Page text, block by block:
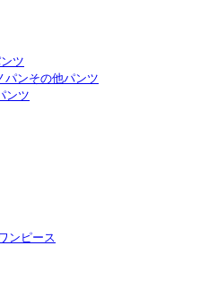
ツ
パンその他パンツ
ンツ
ンピース